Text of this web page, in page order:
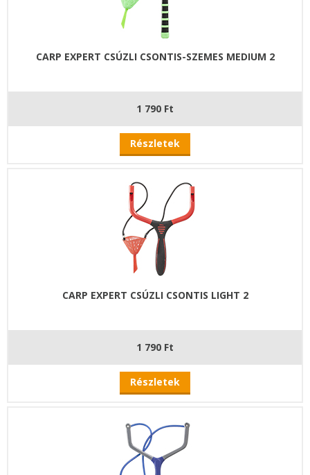
CARP EXPERT CSÚZLI CSONTIS-SZEMES MEDIUM 2
1 790 Ft
Részletek
CARP EXPERT CSÚZLI CSONTIS LIGHT 2
1 790 Ft
Részletek